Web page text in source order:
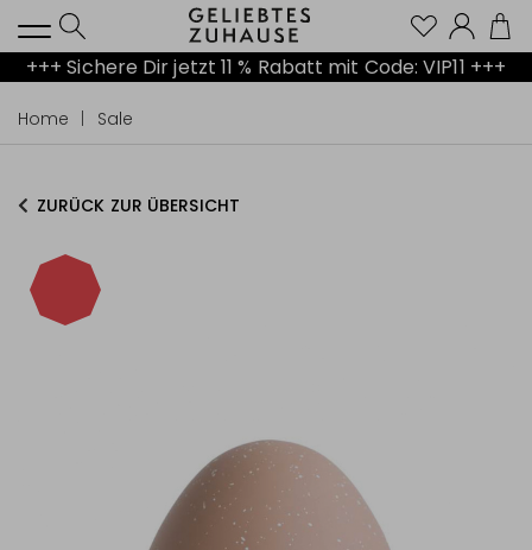
+++ Sichere Dir jetzt 11 % Rabatt mit Code: VIP11 +++
Home Sale
ZURÜCK ZUR ÜBERSICHT